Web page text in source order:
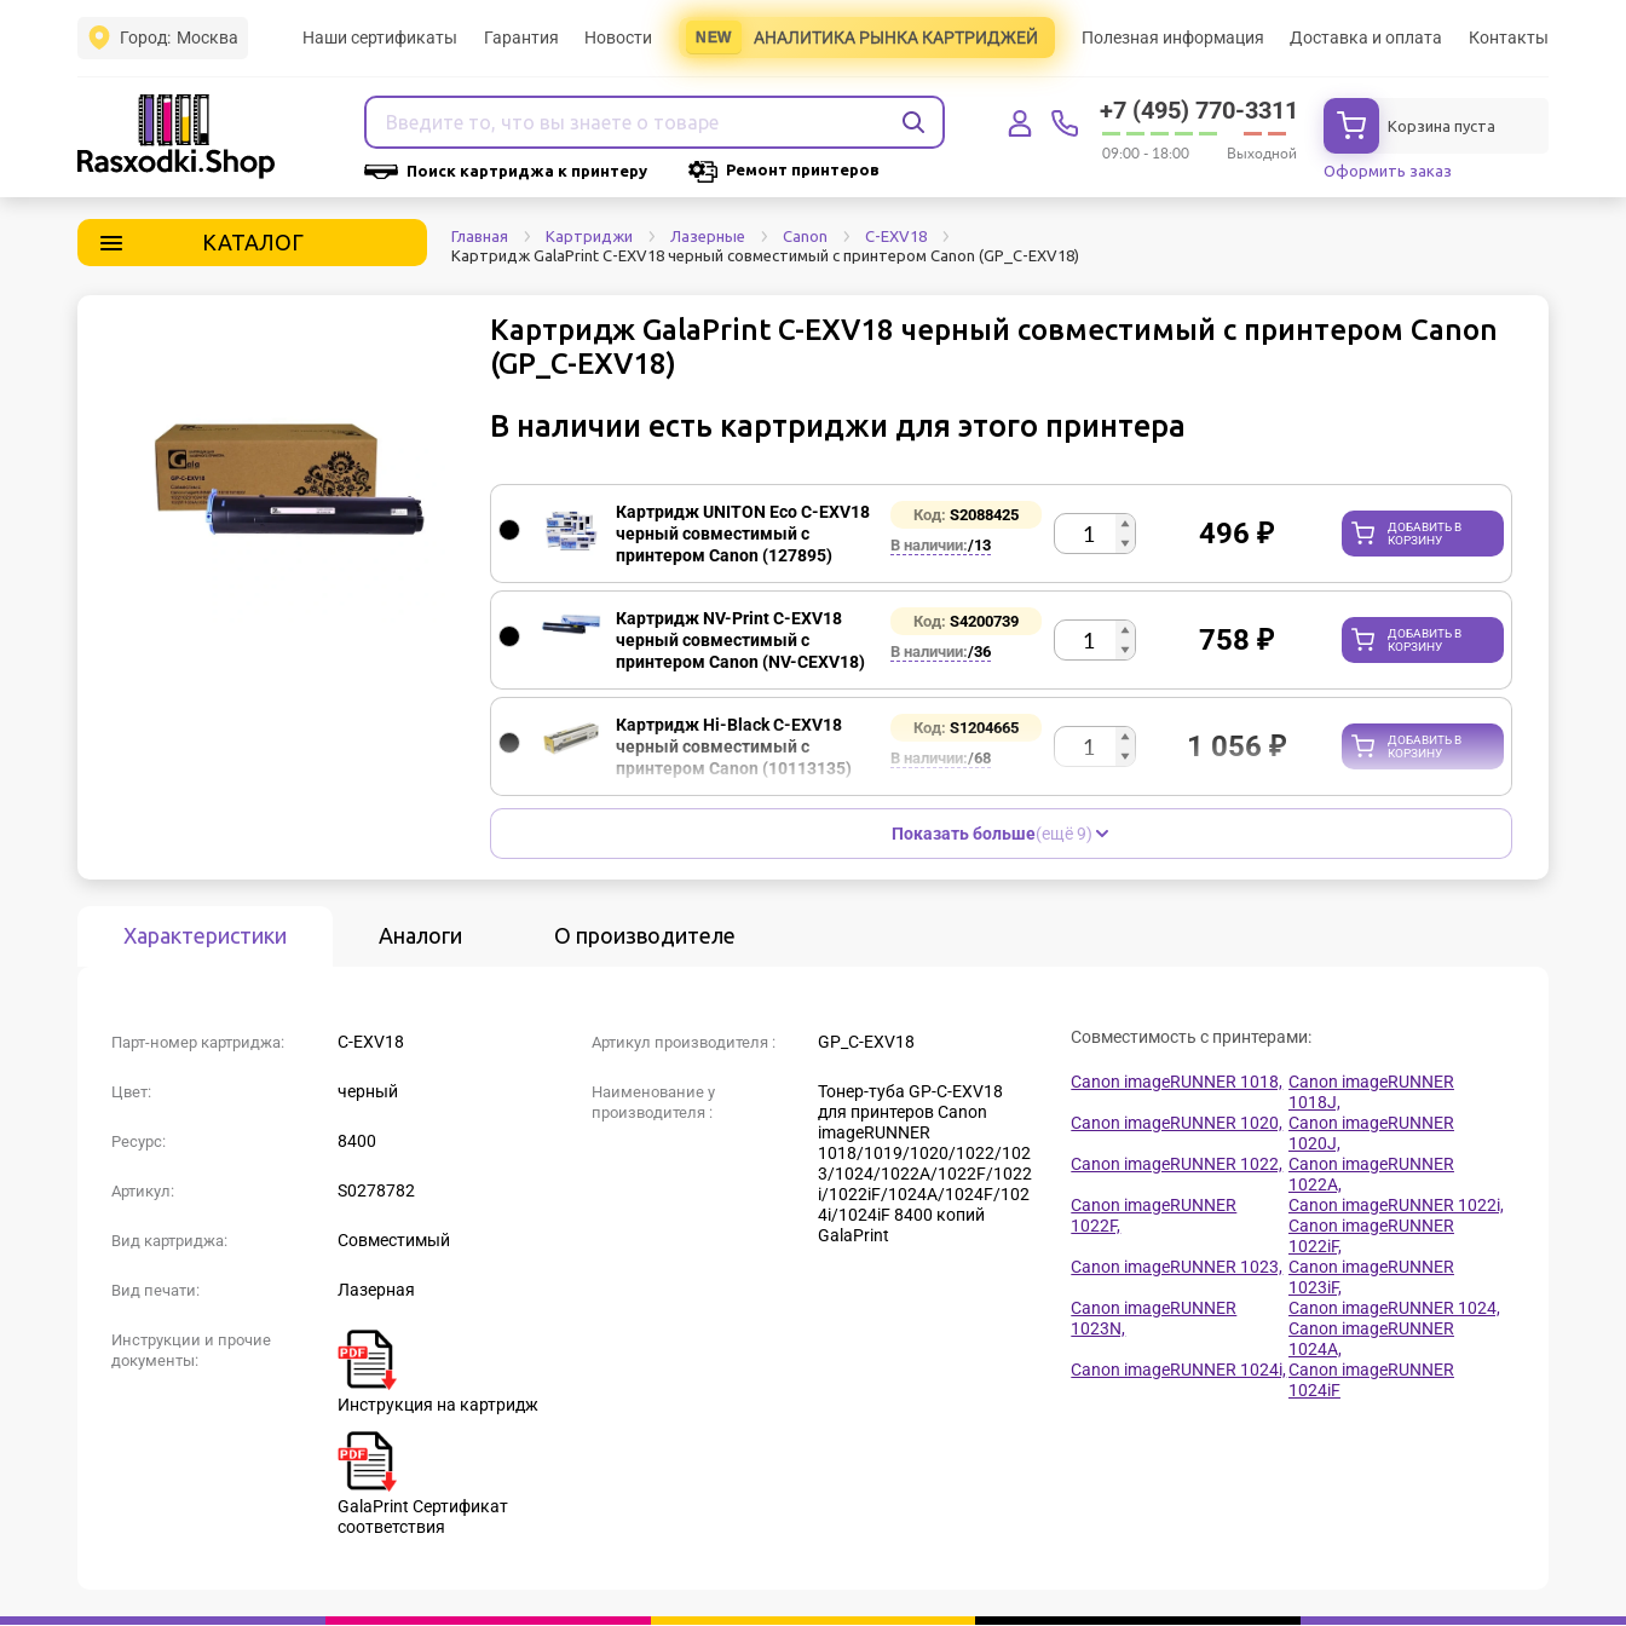
Город: Москва Наши сертификаты Гарантия Новости АНАЛИТИКА РЫНКА КАРТРИДЖЕЙ Полезная информация Доставка и оплата Контакты
Поиск картриджа к принтеру Ремонт принтеров
+7 (495) 770-3311
09:00 - 18:00 Выходной
Корзина пуста
Оформить заказ
КАТАЛОГ Главная Картриджи Лазерные Canon
C-EXV18
Картридж GalaPrint C-EXV18 черный совместимый с принтером Canon (GP_C-EXV18)
Картридж GalaPrint C-EXV18 черный совместимый с принтером Canon
(GP_C-EXV18)
В наличии есть картриджи для этого принтера
Картридж UNITON Eco C-EXV18
черный совместимый с
принтером Canon (127895)
Код: S2088425
В наличии:/13 496₽
ДОБАВИТЬ В
КОРЗИНУ
Картридж NV-Print C-EXV18
черный совместимый с
принтером Canon (NV-CEXV18)
Код: S4200739
В наличии:/36 758₽
ДОБАВИТЬ В
КОРЗИНУ
Картридж Hi-Black C-EXV18
черный совместимый с
принтером Canon (10113135)
Код: S1204665
В наличии:/68 1 056₽
ДОБАВИТЬ В
КОРЗИНУ
Показать больше(ещё 9)
Характеристики Аналоги О производителе
Парт-номер картриджа: C-EXV18
Цвет: черный
Ресурс: 8400
Артикул: S0278782
Вид картриджа: Совместимый
Вид печати: Лазерная
Инструкции и прочие
документы:
Инструкция на картридж
GalaPrint Сертификат
соответствия
Артикул производителя : GP_C-EXV18
Наименование у
производителя :
Тонер-туба GP-C-EXV18
для принтеров Canon
imageRUNNER
1018/1019/1020/1022/102
3/1024/1022A/1022F/1022
i/1022iF/1024A/1024F/102
4i/1024iF 8400 копий
GalaPrint
Совместимость с принтерами:
Canon imageRUNNER 1018, Canon imageRUNNER
1018J,
Canon imageRUNNER 1020, Canon imageRUNNER
1020J,
Canon imageRUNNER 1022, Canon imageRUNNER
1022A,
Canon imageRUNNER
1022F,
Canon imageRUNNER 1022i,
Canon imageRUNNER
1022iF,
Canon imageRUNNER 1023, Canon imageRUNNER
1023iF,
Canon imageRUNNER
1023N,
Canon imageRUNNER 1024,
Canon imageRUNNER
1024A,
Canon imageRUNNER 1024i,Canon imageRUNNER
1024iF